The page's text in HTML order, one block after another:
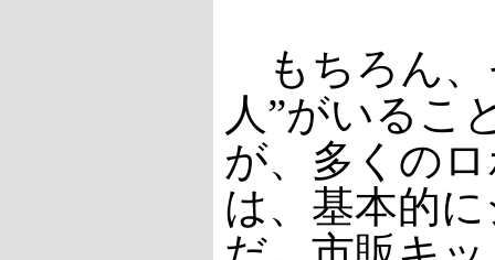
もちろん、
人”がいるこ
が、多くの
は、基本的